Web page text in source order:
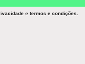
e termos e condições